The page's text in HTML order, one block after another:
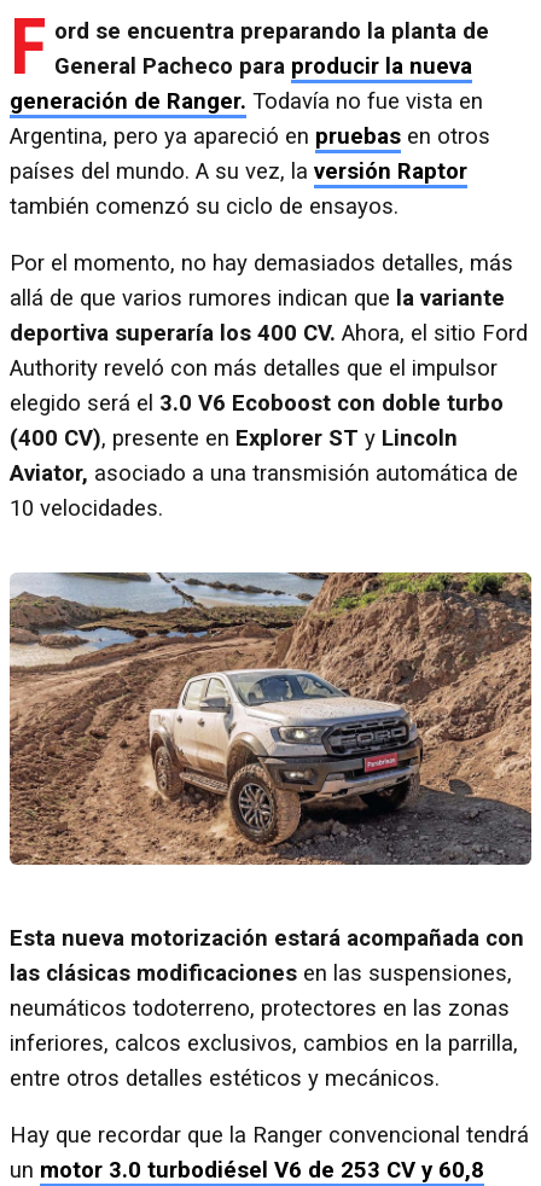
F ord se encuentra preparando la planta de
General Pacheco para producir la nueva
generación de Ranger. Todavía no fue vista en
Argentina, pero ya apareció en pruebas en otros
países del mundo. A su vez, la versión Raptor
también comenzó su ciclo de ensayos.
Por el momento, no hay demasiados detalles, más
allá de que varios rumores indican que la variante
deportiva superaría los 400 CV. Ahora, el sitio Ford
Authority reveló con más detalles que el impulsor
elegido será el 3.0 V6 Ecoboost con doble turbo
(400 CV), presente en Explorer ST y Lincoln
Aviator, asociado a una transmisión automática de
10 velocidades.
Esta nueva motorización estará acompañada con
las clásicas modificaciones en las suspensiones,
neumáticos todoterreno, protectores en las zonas
inferiores, calcos exclusivos, cambios en la parrilla,
entre otros detalles estéticos y mecánicos.
Hay que recordar que la Ranger convencional tendrá
un motor 3.0 turbodiésel V6 de 253 CV y 60,8